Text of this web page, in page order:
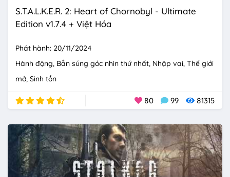
S.T.A.L.K.E.R. 2: Heart of Chornobyl - Ultimate
Edition v1.7.4 + Việt Hóa
Phát hành: 20/11/2024
Hành động Bắn súng góc nhìn thứ nhất Nhập vai Thế giới
mở Sinh tồn
80 99 81315